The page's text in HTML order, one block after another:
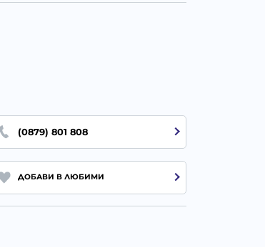
(0879) 801 808
ДОБАВИ В ЛЮБИМИ